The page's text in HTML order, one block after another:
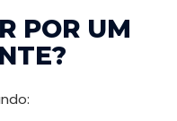
POR UM